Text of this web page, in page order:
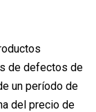
de defectos de
un período de
del precio de